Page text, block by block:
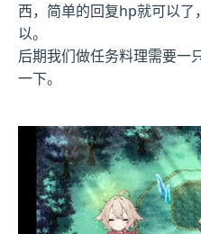
西，简单的回复hp就可以
以。
后期我们做任务料理需要一
一下。